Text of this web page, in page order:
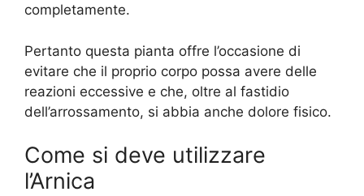
completamente.
Pertanto questa pianta offre l’occasione di
evitare che il proprio corpo possa avere delle
reazioni eccessive e che, oltre al fastidio
dell’arrossamento, si abbia anche dolore fisico.
Come si deve utilizzare
l’Arnica